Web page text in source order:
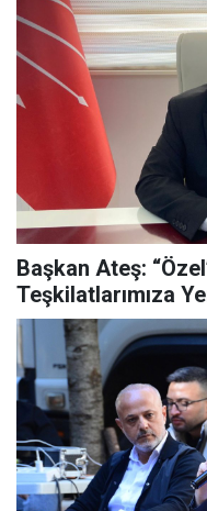
Başkan Ateş:
Teşkilatlarımıza